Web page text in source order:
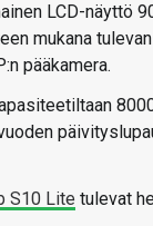
LCD-näyttö
mukana
pääkamera.
S10 Lite tulevat